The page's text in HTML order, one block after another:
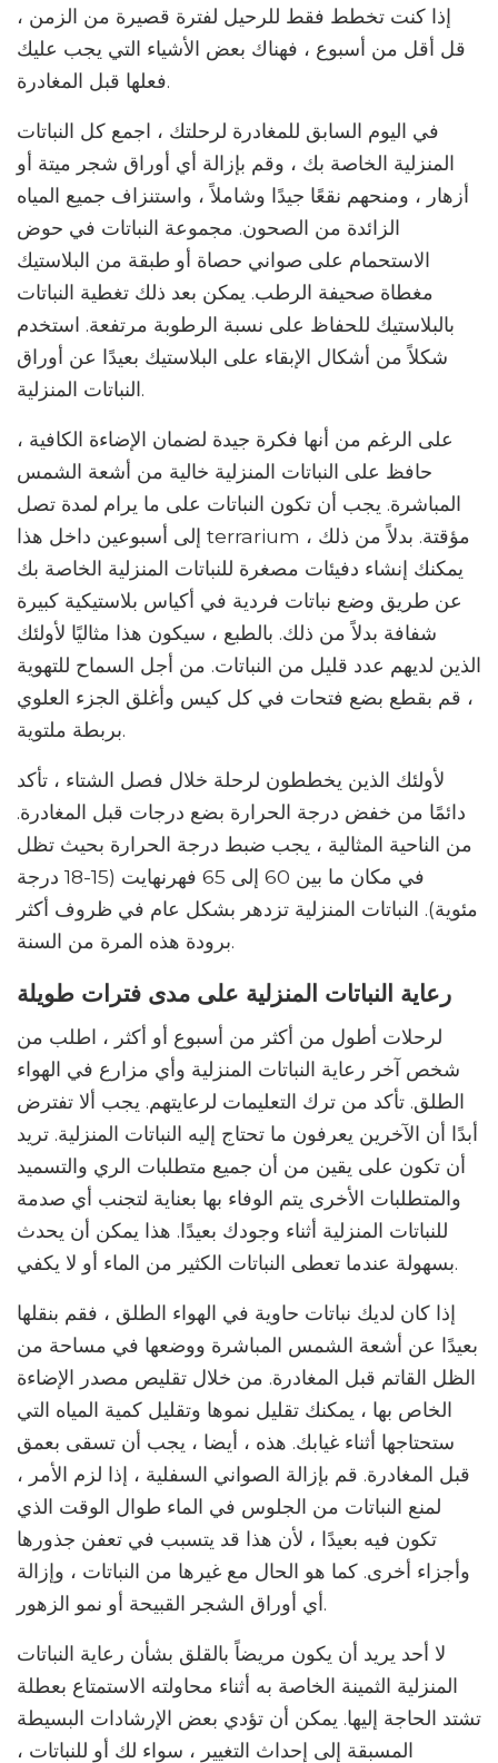
إذا كنت تخطط فقط للرحيل لفترة قصيرة من الزمن ،
قل أقل من أسبوع ، فهناك بعض الأشياء التي يجب عليك
فعلها قبل المغادرة.
في اليوم السابق للمغادرة لرحلتك ، اجمع كل النباتات
المنزلية الخاصة بك ، وقم بإزالة أي أوراق شجر ميتة أو
أزهار ، ومنحهم نقعًا جيدًا وشاملاً ، واستنزاف جميع المياه
الزائدة من الصحون. مجموعة النباتات في حوض
الاستحمام على صواني حصاة أو طبقة من البلاستيك
مغطاة صحيفة الرطب. يمكن بعد ذلك تغطية النباتات
بالبلاستيك للحفاظ على نسبة الرطوبة مرتفعة. استخدم
شكلاً من أشكال الإبقاء على البلاستيك بعيدًا عن أوراق
النباتات المنزلية.
على الرغم من أنها فكرة جيدة لضمان الإضاءة الكافية ،
حافظ على النباتات المنزلية خالية من أشعة الشمس
المباشرة. يجب أن تكون النباتات على ما يرام لمدة تصل
إلى أسبوعين داخل هذا terrarium مؤقتة. بدلاً من ذلك ،
يمكنك إنشاء دفيئات مصغرة للنباتات المنزلية الخاصة بك
عن طريق وضع نباتات فردية في أكياس بلاستيكية كبيرة
شفافة بدلاً من ذلك. بالطبع ، سيكون هذا مثاليًا لأولئك
الذين لديهم عدد قليل من النباتات. من أجل السماح للتهوية
، قم بقطع بضع فتحات في كل كيس وأغلق الجزء العلوي
بربطة ملتوية.
لأولئك الذين يخططون لرحلة خلال فصل الشتاء ، تأكد
دائمًا من خفض درجة الحرارة بضع درجات قبل المغادرة.
من الناحية المثالية ، يجب ضبط درجة الحرارة بحيث تظل
في مكان ما بين 60 إلى 65 فهرنهايت (15-18 درجة
مئوية). النباتات المنزلية تزدهر بشكل عام في ظروف أكثر
برودة هذه المرة من السنة.
رعاية النباتات المنزلية على مدى فترات طويلة
لرحلات أطول من أكثر من أسبوع أو أكثر ، اطلب من
شخص آخر رعاية النباتات المنزلية وأي مزارع في الهواء
الطلق. تأكد من ترك التعليمات لرعايتهم. يجب ألا تفترض
أبدًا أن الآخرين يعرفون ما تحتاج إليه النباتات المنزلية. تريد
أن تكون على يقين من أن جميع متطلبات الري والتسميد
والمتطلبات الأخرى يتم الوفاء بها بعناية لتجنب أي صدمة
للنباتات المنزلية أثناء وجودك بعيدًا. هذا يمكن أن يحدث
بسهولة عندما تعطى النباتات الكثير من الماء أو لا يكفي.
إذا كان لديك نباتات حاوية في الهواء الطلق ، فقم بنقلها
بعيدًا عن أشعة الشمس المباشرة ووضعها في مساحة من
الظل القاتم قبل المغادرة. من خلال تقليص مصدر الإضاءة
الخاص بها ، يمكنك تقليل نموها وتقليل كمية المياه التي
ستحتاجها أثناء غيابك. هذه ، أيضا ، يجب أن تسقى بعمق
قبل المغادرة. قم بإزالة الصواني السفلية ، إذا لزم الأمر ،
لمنع النباتات من الجلوس في الماء طوال الوقت الذي
تكون فيه بعيدًا ، لأن هذا قد يتسبب في تعفن جذورها
وأجزاء أخرى. كما هو الحال مع غيرها من النباتات ، وإزالة
أي أوراق الشجر القبيحة أو نمو الزهور.
لا أحد يريد أن يكون مريضاً بالقلق بشأن رعاية النباتات
المنزلية الثمينة الخاصة به أثناء محاولته الاستمتاع بعطلة
تشتد الحاجة إليها. يمكن أن تؤدي بعض الإرشادات البسيطة
المسبقة إلى إحداث التغيير ، سواء لك أو للنباتات ،